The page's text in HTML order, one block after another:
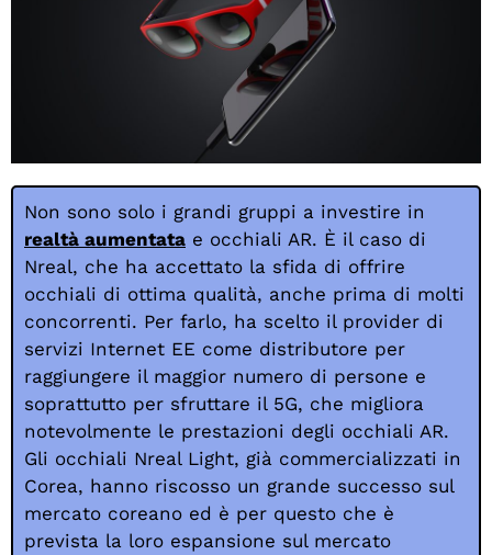
Non sono solo i grandi gruppi a investire in
realtà aumentata e occhiali AR. È il caso di
Nreal, che ha accettato la sfida di offrire
occhiali di ottima qualità, anche prima di molti
concorrenti. Per farlo, ha scelto il provider di
servizi Internet EE come distributore per
raggiungere il maggior numero di persone e
soprattutto per sfruttare il 5G, che migliora
notevolmente le prestazioni degli occhiali AR.
Gli occhiali Nreal Light, già commercializzati in
Corea, hanno riscosso un grande successo sul
mercato coreano ed è per questo che è
prevista la loro espansione sul mercato